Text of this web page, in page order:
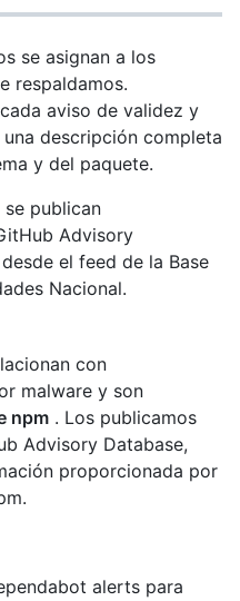
se asignan a los
respaldamos.
aviso de validez y
descripción completa
y del paquete.
se publican
Advisory
el feed de la Base
Nacional.
con
malware y son
npm . Los publicamos
Advisory Database,
proporcionada por
alerts para